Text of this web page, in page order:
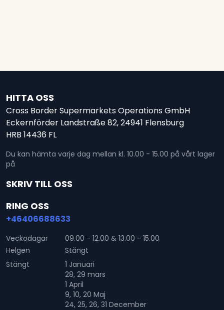
HITTA OSS
Cross Border Supermarkets Operations GmbH
Eckernförder Landstraße 82, 24941 Flensburg
HRB 14436 FL
Du kan hämta varje dag mellan kl. 10.00 - 15.00 på vårt lager
på
SKRIV TILL OSS
RING OSS
+46406688633
Veckodagar
09.00 - 12.00 & 13.00 - 15.00
Helgen
Stängt
Stängt
1 Januari
28, 29 mars
1 April
9, 10, 20 Maj
24, 25, 26, 31 December